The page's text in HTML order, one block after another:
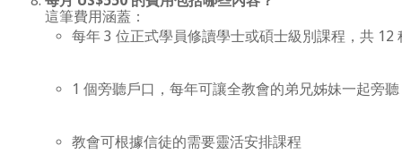
這筆費用涵蓋：
每年 3 位正式學員修讀學士或碩士級別課程，共 12
1 個旁聽戶口，每年可讓全教會的弟兄姊妹一起旁
教會可根據信徒的需要靈活安排課程